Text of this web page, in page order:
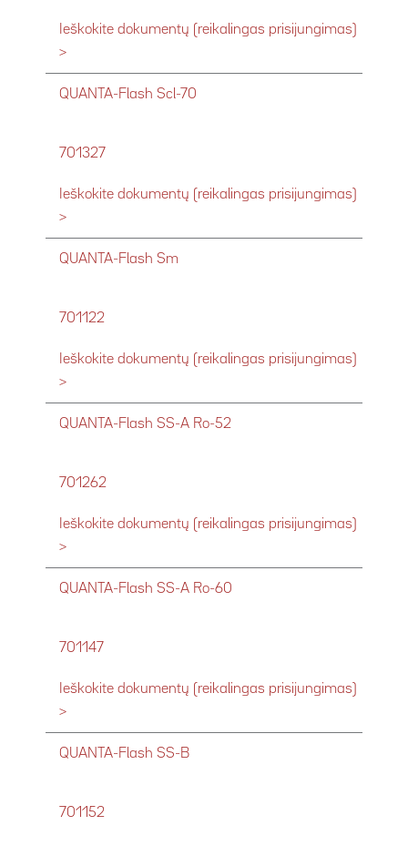
Ieškokite dokumentų (reikalingas prisijungimas)
>
QUANTA-Flash Scl-70
701327
Ieškokite dokumentų (reikalingas prisijungimas)
>
QUANTA-Flash Sm
701122
Ieškokite dokumentų (reikalingas prisijungimas)
>
QUANTA-Flash SS-A Ro-52
701262
Ieškokite dokumentų (reikalingas prisijungimas)
>
QUANTA-Flash SS-A Ro-60
701147
Ieškokite dokumentų (reikalingas prisijungimas)
>
QUANTA-Flash SS-B
701152